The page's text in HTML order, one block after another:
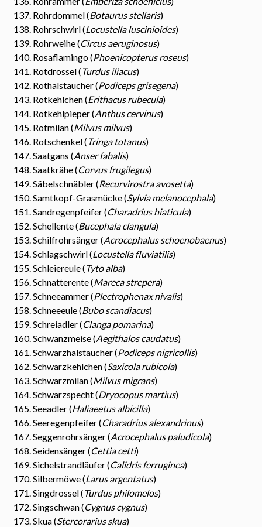
Rohrdommel (Botaurus stellaris)
Rohrschwirl (Locustella luscinioides)
Rohrweihe (Circus aeruginosus)
Rosaflamingo (Phoenicopterus roseus)
Rotdrossel (Turdus iliacus)
Rothalstaucher (Podiceps grisegena)
Rotkehlchen (Erithacus rubecula)
Rotkehlpieper (Anthus cervinus)
Rotmilan (Milvus milvus)
Rotschenkel (Tringa totanus)
Saatgans (Anser fabalis)
Saatkrähe (Corvus frugilegus)
Säbelschnäbler (Recurvirostra avosetta)
Samtkopf-Grasmücke (Sylvia melanocephala)
Sandregenpfeifer (Charadrius hiaticula)
Schellente (Bucephala clangula)
Schilfrohrsänger (Acrocephalus schoenobaenus)
Schlagschwirl (Locustella fluviatilis)
Schleiereule (Tyto alba)
Schnatterente (Mareca strepera)
Schneeammer (Plectrophenax nivalis)
Schneeeule (Bubo scandiacus)
Schreiadler (Clanga pomarina)
Schwanzmeise (Aegithalos caudatus)
Schwarzhalstaucher (Podiceps nigricollis)
Schwarzkehlchen (Saxicola rubicola)
Schwarzmilan (Milvus migrans)
Schwarzspecht (Dryocopus martius)
Seeadler (Haliaeetus albicilla)
Seeregenpfeifer (Charadrius alexandrinus)
Seggenrohrsänger (Acrocephalus paludicola)
Seidensänger (Cettia cetti)
Sichelstrandläufer (Calidris ferruginea)
Silbermöwe (Larus argentatus)
Singdrossel (Turdus philomelos)
Singschwan (Cygnus cygnus)
Skua (Stercorarius skua)